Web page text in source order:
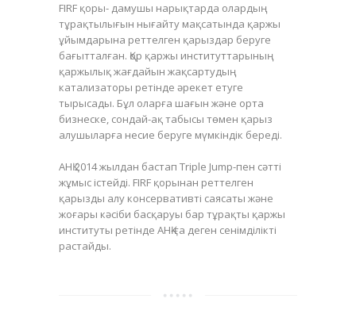
FIRF қоры- дамушы нарықтарда олардың
тұрақтылығын нығайту мақсатында қаржы
ұйымдарына реттелген қарыздар беруге
бағытталған. Қор қаржы институттарының
қаржылық жағдайын жақсартудың
катализаторы ретінде әрекет етуге
тырысады. Бұл оларға шағын және орта
бизнеске, сондай-ақ табысы төмен қарыз
алушыларға несие беруге мүмкіндік береді.
АНҚ 2014 жылдан бастап Triple Jump-пен сәтті
жұмыс істейді. FIRF қорынан реттелген
қарызды алу консервативті саясаты және
жоғары кәсіби басқаруы бар тұрақты қаржы
институты ретінде АНҚ-ға деген сенімділікті
растайды.